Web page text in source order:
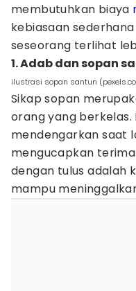
membutuhkan biaya
kebiasaan
seseorang terlihat
1. Adab dan sopan
ilustrasi sopan santun
Sikap sopan
orang yang
mendengarkan saat
mengucapkan
dengan tulus adalah
mampu